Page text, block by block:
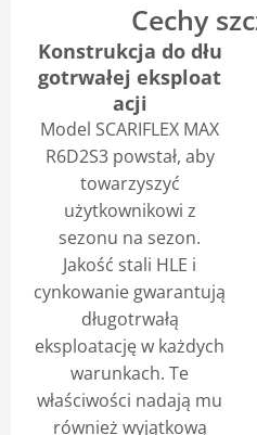
Cechy
Konstrukcja do dłu
gotrwałej eksploat
acji
Model SCARIFLEX MAX
R6D2S3 powstał, aby
towarzyszyć
użytkownikowi z
sezonu na sezon.
Jakość stali HLE i
cynkowanie gwarantują
długotrwałą
eksploatację w każdych
warunkach. Te
właściwości nadają mu
również wyjątkową